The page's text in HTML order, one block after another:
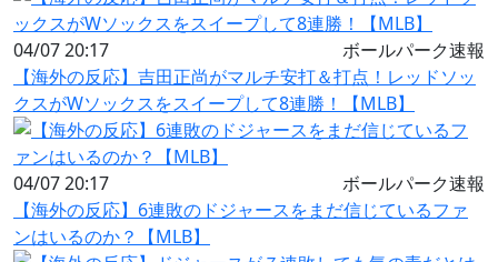
04/07 20:17
ボールパーク速報
【海外の反応】吉田正尚がマルチ安打＆打点！レッドソッ
クスがWソックスをスイープして8連勝！【MLB】
04/07 20:17
ボールパーク速報
【海外の反応】6連敗のドジャースをまだ信じているファ
ンはいるのか？【MLB】